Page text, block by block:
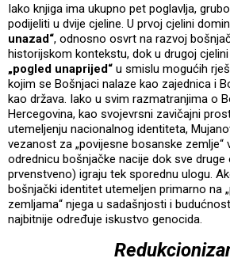
Iako knjiga ima ukupno pet poglavlja,
podijeliti u dvije cjeline. U prvoj cjelini
unazad“, odnosno osvrt na razvoj
historijskom kontekstu, dok u drugoj
„pogled unaprijed“ u smislu mogućih
kojim se Bošnjaci nalaze kao zajednica i
kao država. Iako u svim razmatranjima o
Hercegovina, kao svojevrsni zavičajni
utemeljenju nacionalnog identiteta,
vezanost za „povijesne bosanske zemlje“
odrednicu bošnjačke nacije dok sve druge
prvenstveno) igraju tek sporednu ulogu.
bošnjački identitet utemeljen primarno na
zemljama“ njega u sadašnjosti i
najbitnije određuje iskustvo genocida.